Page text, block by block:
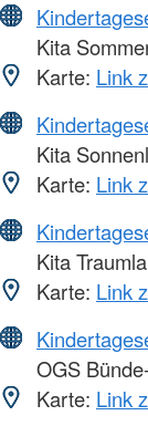
Kita
Karte: Link
Kita
Karte: Link
Kita
Karte: Link
OGS
Karte: Link